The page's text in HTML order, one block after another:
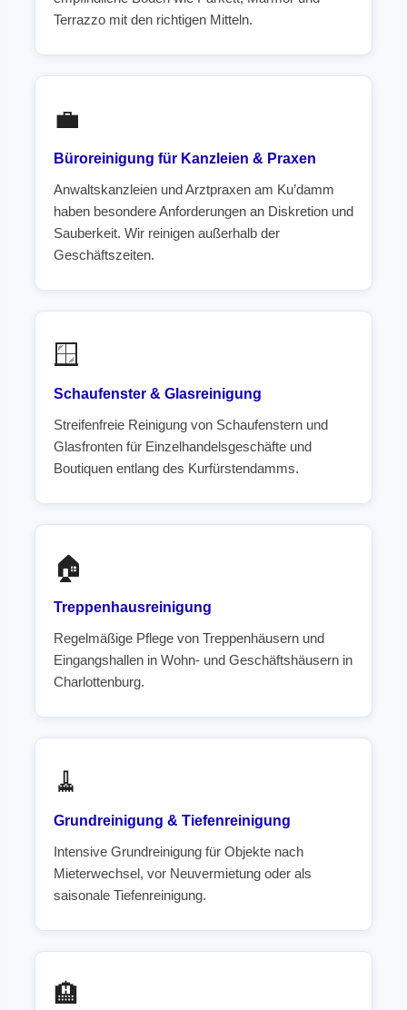
Terrazzo mit den richtigen Mitteln.
💼
Büroreinigung für Kanzleien & Praxen
Anwaltskanzleien und Arztpraxen am Ku’damm
haben besondere Anforderungen an Diskretion und
Sauberkeit. Wir reinigen außerhalb der
Geschäftszeiten.
🪟
Schaufenster & Glasreinigung
Streifenfreie Reinigung von Schaufenstern und
Glasfronten für Einzelhandelsgeschäfte und
Boutiquen entlang des Kurfürstendamms.
🏠
Treppenhausreinigung
Regelmäßige Pflege von Treppenhäusern und
Eingangshallen in Wohn- und Geschäftshäusern in
Charlottenburg.
🧹
Grundreinigung & Tiefenreinigung
Intensive Grundreinigung für Objekte nach
Mieterwechsel, vor Neuvermietung oder als
saisonale Tiefenreinigung.
🏨